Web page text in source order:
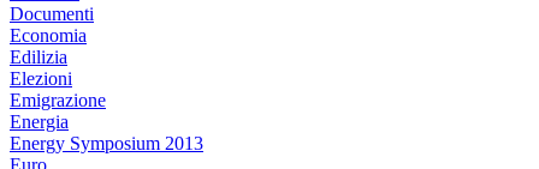
Documenti
Economia
Edilizia
Elezioni
Emigrazione
Energia
Energy Symposium 2013
Euro